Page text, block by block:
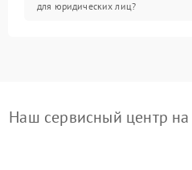
для юридических лиц?
Наш сервисный центр